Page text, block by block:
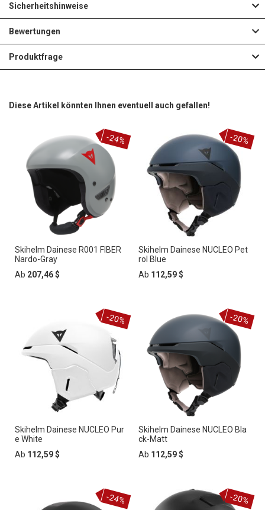
Sicherheitshinweise
Bewertungen
Produktfrage
Diese Artikel könnten Ihnen eventuell auch gefallen!
Skihelm Dainese R001 FIBER
Nardo-Gray
Ab 207,46 $
-24%
Skihelm Dainese NUCLEO Pet
rol Blue
Ab 112,59 $
-20%
Skihelm Dainese NUCLEO Pur
e White
Ab 112,59 $
-20%
Skihelm Dainese NUCLEO Bla
ck-Matt
Ab 112,59 $
-20%
-24% -20%